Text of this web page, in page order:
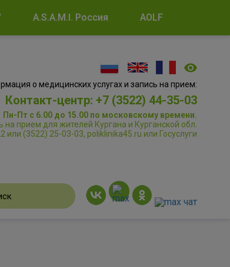
A.S.A.M.I. Россия AOLF
о медицинских услугах и запись на прием:
Контакт-центр: +7 (3522) 44-35-03
Пн-Пт с 6.00 до 15.00 по московскому времени.
на прием для жителей Кургана и Курганской обл.
или (3522) 25-03-03, poliklinika45.ru или Госуслуги